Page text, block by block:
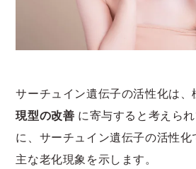
サーチュイン遺伝子の活性化は、
現型の改善 に寄与すると考えら
に、サーチュイン遺伝子の活性化
主な老化現象を示します。